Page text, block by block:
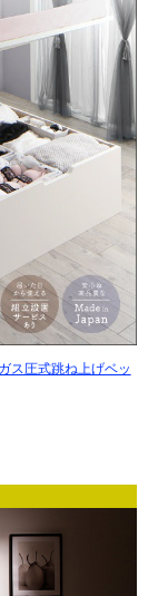
ス圧式跳ね上げベッ